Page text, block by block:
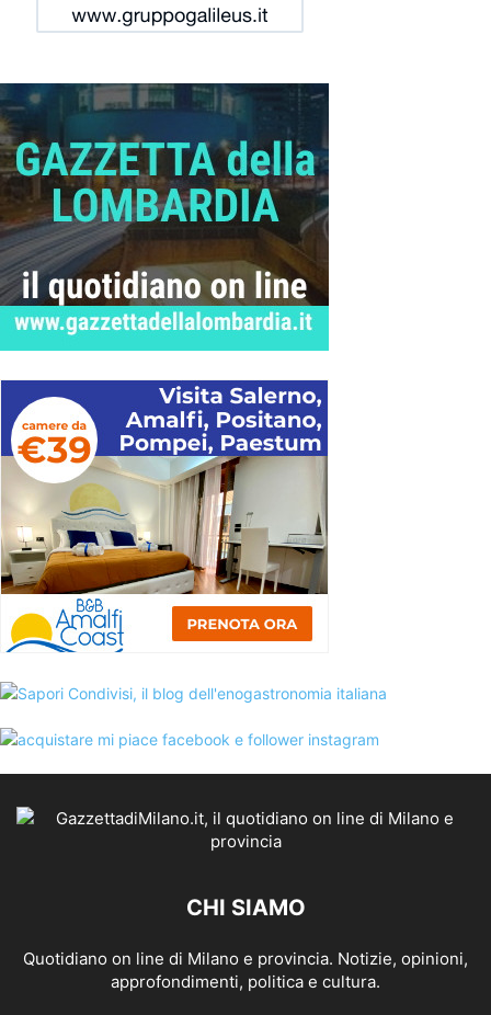
CHI SIAMO
Quotidiano on line di Milano e provincia. Notizie, opinioni,
approfondimenti, politica e cultura.